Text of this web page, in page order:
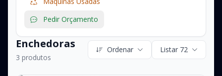
Pedir Orçamento
Enchedoras
3 produtos
Ordenar Listar 72